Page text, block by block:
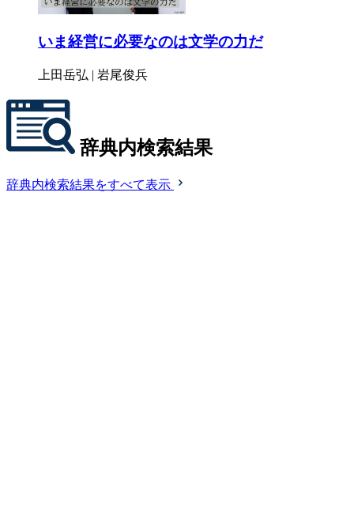
いま経営に必要なのは文学の力だ
上田岳弘 | 岩尾俊兵
辞典内検索結果
辞典内検索結果をすべて表示